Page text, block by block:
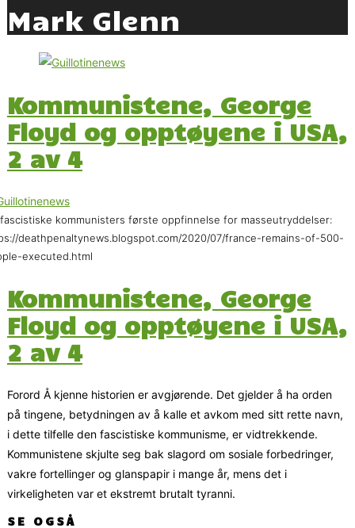
Mark Glenn
Kommunistene, George
Floyd og opptøyene i USA,
2 av 4
kommunisters første oppfinnelse for masseutryddelser:
deathpenaltynews.blogspot.com/2020/07/france-remains-of-500-
executed.html
Kommunistene, George
Floyd og opptøyene i USA,
2 av 4
Forord Å kjenne historien er avgjørende. Det gjelder å ha orden
på tingene, betydningen av å kalle et avkom med sitt rette navn,
i dette tilfelle den fascistiske kommunisme, er vidtrekkende.
Kommunistene skjulte seg bak slagord om sosiale forbedringer,
vakre fortellinger og glanspapir i mange år, mens det i
virkeligheten var et ekstremt brutalt tyranni.
SE OGSÅ